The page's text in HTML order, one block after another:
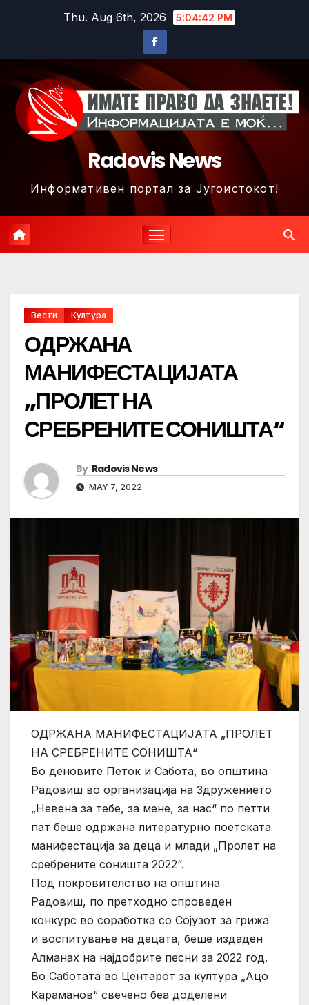
Thu. Aug 6th, 2026 5:04:45 PM
Radovis News
Информативен портал за Југоистокот!
Вести Култура
ОДРЖАНА
МАНИФЕСТАЦИЈАТА
„ПРОЛЕТ НА
СРЕБРЕНИТЕ СОНИШТА“
By Radovis News
MAY 7, 2022
ОДРЖАНА МАНИФЕСТАЦИЈАТА „ПРОЛЕТ
НА СРЕБРЕНИТЕ СОНИШТА“
Во деновите Петок и Сабота, во општина
Радовиш во организација на Здружението
„Невена за тебе, за мене, за нас“ по петти
пат беше одржана литературно поетската
манифестација за деца и млади „Пролет на
сребрените соништа 2022“.
Под покровителство на општина
Радовиш, по претходно спроведен
конкурс во соработка со Сојузот за грижа
и воспитување на децата, беше издаден
Алманах на најдобрите песни за 2022 год.
Во Саботата во Центарот за култура „Ацо
Караманов“ свечено беа доделени